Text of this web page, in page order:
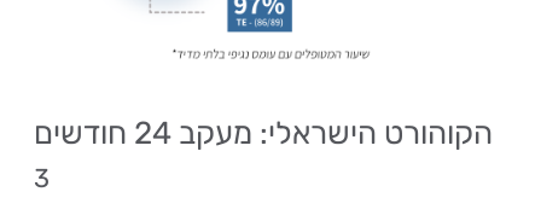
הקוהורט הישראלי: מעקב 24 חודשים
3